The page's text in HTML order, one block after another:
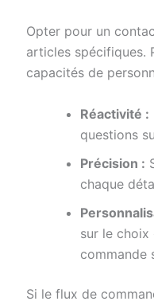
Opter pour un
articles spécifiques.
capacités de
Réactivité :
questions
Précision :
chaque
sur le choix
commande
Si le flux de